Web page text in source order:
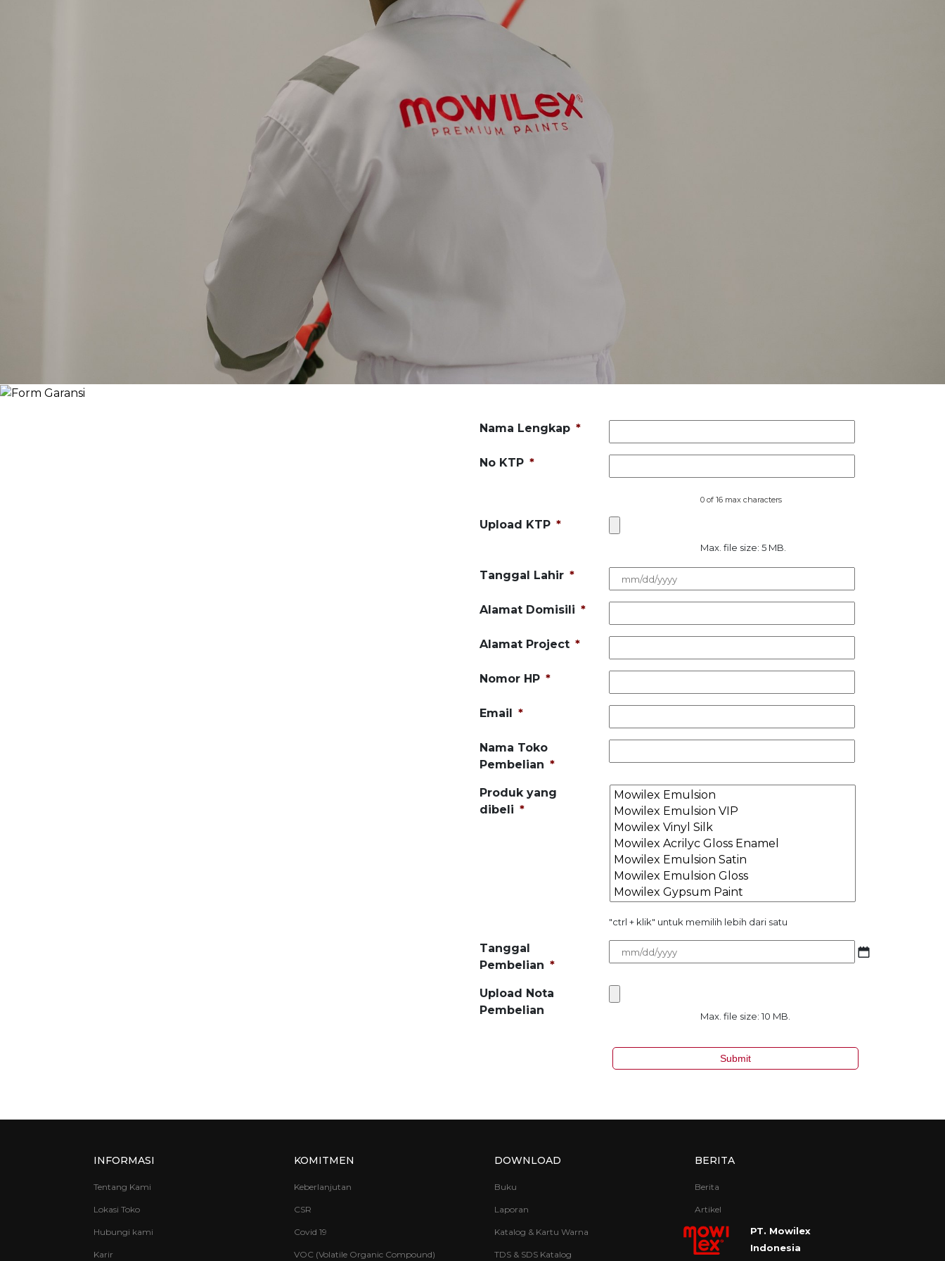
Nama Lengkap *
No KTP *
0 of 16 max characters
Upload KTP *
Max. file size: 5 MB.
Tanggal Lahir *
slash
slash
Alamat Domisili *
Alamat Project *
Nomor HP *
Email *
Nama Toko
Pembelian *
Produk yang
dibeli *
"ctrl + klik" untuk memilih lebih dari satu
Tanggal
Pembelian *
MM
Upload Nota
Pembelian
Max. file size: 10 MB.
INFORMASI
Tentang Kami
Lokasi Toko
Hubungi kami
Karir
KOMITMEN
Keberlanjutan
CSR
Covid 19
VOC (Volatile Organic Compound)
DOWNLOAD
Buku
Laporan
Katalog & Kartu Warna
TDS & SDS Katalog
BERITA
Berita
Artikel
PT. Mowilex
Indonesia